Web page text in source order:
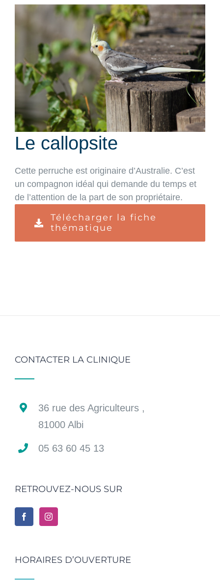
Larger
Le callopsite
Cette perruche est originaire d’Australie. C’est
un compagnon idéal qui demande du temps et
de l’attention de la part de son propriétaire.
Télécharger la fiche
thématique
CONTACTER LA CLINIQUE
36 rue des Agriculteurs ,
81000 Albi
05 63 60 45 13
RETROUVEZ-NOUS SUR
HORAIRES D’OUVERTURE